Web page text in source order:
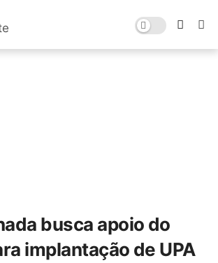
busca apoio do
implantação de UPA